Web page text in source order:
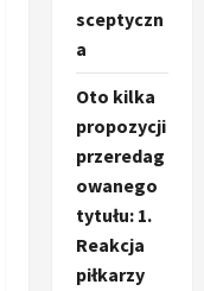
sceptyczn
a
Oto kilka
propozycji
przeredag
owanego
tytułu: 1.
Reakcja
piłkarzy